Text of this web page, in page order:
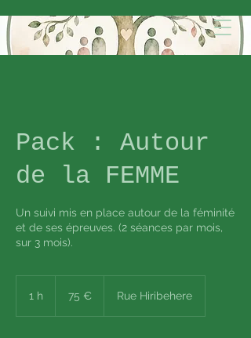
Pack : Autour
de la FEMME
Un suivi mis en place autour de la féminité
et de ses épreuves. (2 séances par mois,
sur 3 mois).
1 h 75 € Rue Hiribehere